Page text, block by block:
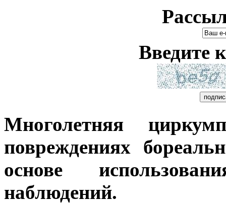
Введите
Многолетняя
повреждениях
основе
наблюдений.